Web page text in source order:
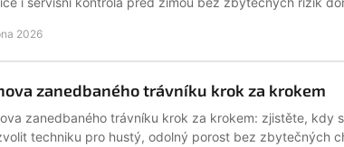
2026
zanedbaného trávníku krok za krokem
zanedbaného trávníku krok za krokem: zjistěte, kdy
techniku pro hustý, odolný porost bez zbytečných